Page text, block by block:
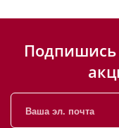
Подпишись